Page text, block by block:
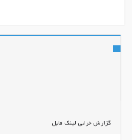
گزارش خرابی لینک فایل